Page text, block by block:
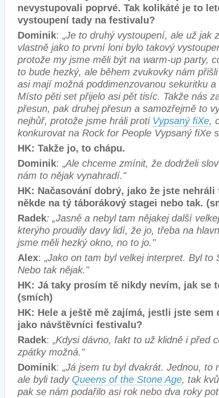
nevystupovali poprvé. Tak kolikáté je to
vystoupení tady na festivalu?
Dominik: „Je to druhý vystoupení, ale už jak
vlastně jako to první loni bylo takový
protože my jsme měli být na warm-up party,
to bude hezký, ale během zvukovky nám
asi mají možná poddimenzovanou sekuritku
Místo pěti set přijelo asi pět tisíc. Takže nás
přesun, pak druhej přesun a samozřejmě to
nejhůř, protože jsme hráli proti Vypsaný fiXe,
konkurovat na Rock for People Vypsaný fiXe
HK: Takže jo, to chápu.
Dominik: „Ale chceme zmínit, že dodrželi
nám to nějak vynahradí."
HK: Načasování dobrý, jako že jste nehráli
někde na tý táborákový stagei nebo tak.
Radek: „Jasně a nebyl tam nějakej další
kterýho proudily davy lidí, že jo, třeba na
jsme měli hezký okno, no to jo."
Alex: „Jako on tam byl velkej interpret. Byl to
Nebo tak nějak."
HK: Já taky prosím tě nikdy nevím, jak se
(smích)
HK: Hele a ještě mě zajímá, jestli jste
jako návštěvníci festivalu?
Radek: „Kdysi dávno, fakt to už klidně i před
zpátky možná."
Dominik: „Já jsem tu byl dvakrát. Jednou, to
ale byli tady Queens of the Stone Age, tak
pak se nám podařilo asi rok nebo dva roky